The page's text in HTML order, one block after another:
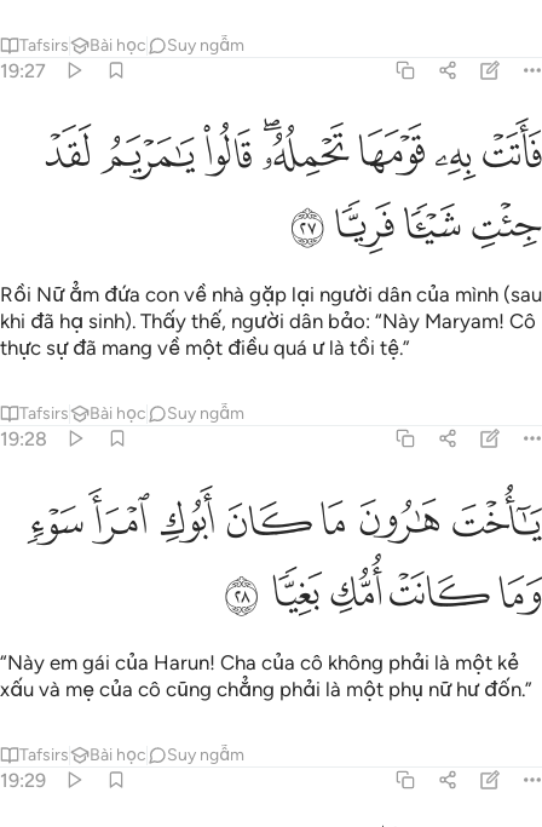
Tafsirs Bài học Suy ngẫm
19:27
فاتت به قومها تحمله قالوا يا مريم لقد جيت شييا فريا ٢٧
فَأَتَتْ بِهِۦ قَوْمَهَا تَحْمِلُهُۥ ۖ قَالُوا۟ يَـٰمَرْيَمُ لَقَدْ جِئْتِ شَيْـًۭٔا فَرِيًّۭا
ﱕﱖﱗﱘﱙﱚﱛﱜ
ﱝﱞﱟﱠ
Rồi Nữ ẳm đứa con về nhà gặp lại người dân của mình (sau
khi đã hạ sinh). Thấy thế, người dân bảo: “Này Maryam! Cô
thực sự đã mang về một điều quá ư là tồi tệ.”
Tafsirs Bài học Suy ngẫm
19:28
يا اخت هارون ما كان ابوك امرا سوء وما كانت امك بغيا ٢٨
يَـٰٓأُخْتَ هَـٰرُونَ مَا كَانَ أَبُوكِ ٱمْرَأَ سَوْءٍۢ وَمَا كَانَتْ أُمُّكِ بَغِيًّۭا ٢٨
ﱡﱢ ﱣﱤﱥﱦﱧ
ﱨﱩﱪﱫ ﱬ
“Này em gái của Harun! Cha của cô không phải là một kẻ
xấu và mẹ của cô cũng chẳng phải là một phụ nữ hư đốn.”
Tafsirs Bài học Suy ngẫm
19:29